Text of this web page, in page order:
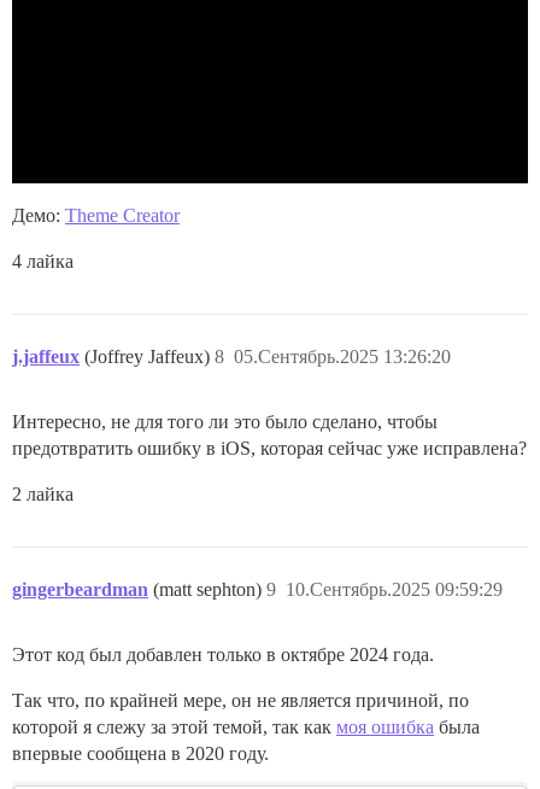
Демо: Theme Creator
4 лайка
j.jaffeux (Joffrey Jaffeux) 05.Сентябрь.2025 13:26:20
8
Интересно, не для того ли это было сделано, чтобы
предотвратить ошибку в iOS, которая сейчас уже исправлена?
2 лайка
gingerbeardman (matt sephton) 10.Сентябрь.2025 09:59:29
9
Этот код был добавлен только в октябре 2024 года.
Так что, по крайней мере, он не является причиной, по
которой я слежу за этой темой, так как моя ошибка была
впервые сообщена в 2020 году.